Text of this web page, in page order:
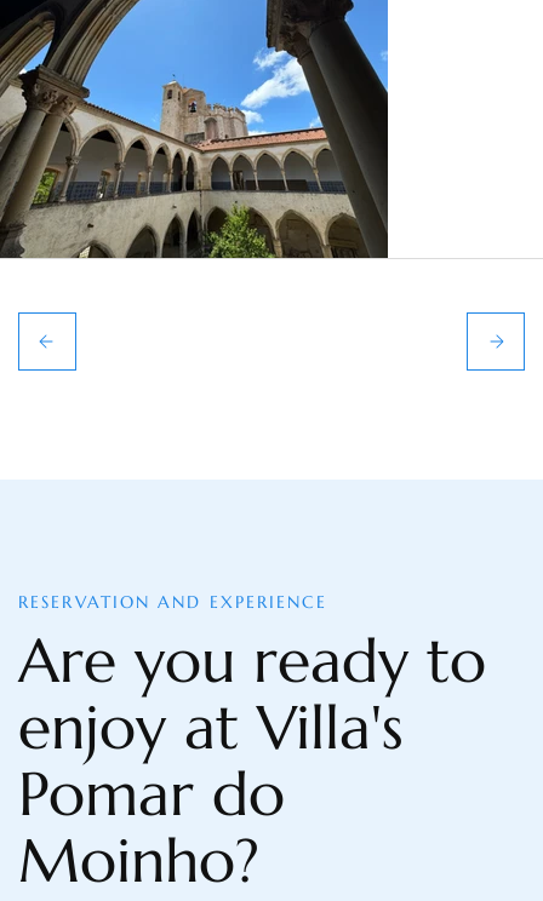
RESERVATION AND EXPERIENCE
Are you ready to
enjoy at Villa's
Pomar do
Moinho?